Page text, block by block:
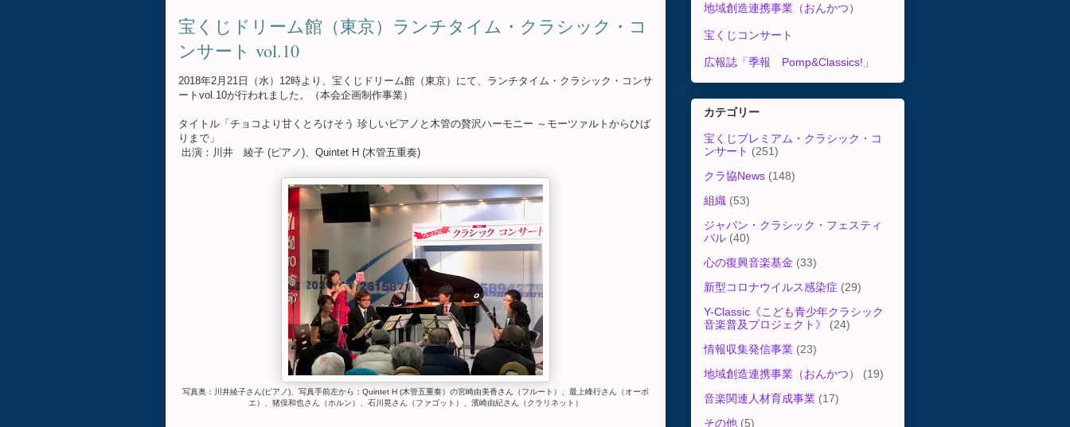
宝くじドリーム館（東京）ランチタイム・クラシック・コ
ンサート vol.10
2018年2月21日（水）12時より、宝くじドリーム館（東京）にて、ランチタイム・クラシック・コンサ
ートvol.10が行われました。（本会企画制作事業）
タイトル「チョコより甘くとろけそう 珍しいピアノと木管の贅沢ハーモニー ～モーツァルトからひば
りまで」
出演：川井 綾子 (ピアノ)、Quintet H (木管五重奏)
写真奥：川井綾子さん(ピアノ)、写真手前左から：Quintet H (木管五重奏）の宮崎由美香さん（フルート）、最上峰行さん（オーボ
エ）、猪俣和也さん（ホルン）、石川晃さん（ファゴット）、濱崎由紀さん（クラリネット）
地域創造連携事業（おんかつ）
宝くじコンサート
広報誌「季報 Pomp&Classics!」
カテゴリー
宝くじプレミアム・クラシック・コ
ンサート (251)
クラ協News (148)
組織 (53)
ジャパン・クラシック・フェスティ
バル (40)
心の復興音楽基金 (33)
新型コロナウイルス感染症 (29)
Y-Classic《こども青少年クラシック
音楽普及プロジェクト》
(24)
情報収集発信事業 (23)
地域創造連携事業（おんかつ）
(19)
音楽関連人材育成事業 (17)
その他 (5)